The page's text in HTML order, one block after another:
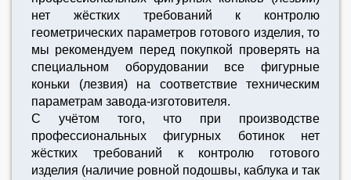
нет жёстких требований к контролю
геометрических параметров готового изделия, то
мы рекомендуем перед покупкой проверять на
специальном оборудовании все фигурные
коньки (лезвия) на соответствие техническим
параметрам завода-изготовителя.
C учётом того, что при производстве
профессиональных фигурных ботинок нет
жёстких требований к контролю готового
изделия (наличие ровной подошвы, каблука и так